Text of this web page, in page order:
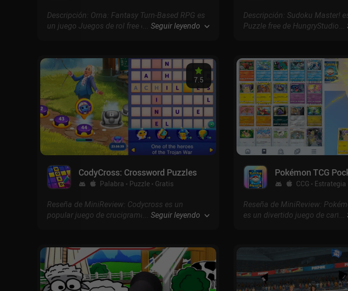
Descripción: Orna: Fantasy Turn‑Based RPG es
un juego Juegos de rol free de Northern Forge
... Seguir leyendo
Descripción: Sudoku Master!
Puzzle free de HungryStudio...
CodyCross: Crossword Puzzles
Palabra Puzzle Gratis
7.5
Reseña de MiniReview: Codycross es un
popular juego de crucigramas con controles
en un gran pasatiempo.
... Seguir leyendo
CCG Estrategia
Reseña de MiniReview:
es un divertido juego de
PvE y PvP en tiempo real que
como una versión
juego físico original.
...